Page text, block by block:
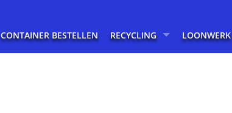
CONTAINER BESTELLEN RECYCLING LOONWERK